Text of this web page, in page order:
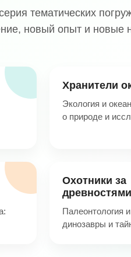
тематических
новый опыт и новые
Хранители
Экология и
о природе и
Охотники за
древностями
Палеонтология и
динозавры и